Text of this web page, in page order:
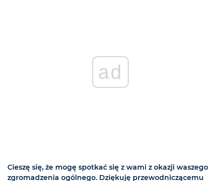
ad
Cieszę się, że mogę spotkać się z wami z okazji waszego
zgromadzenia ogólnego. Dziękuję przewodniczącemu